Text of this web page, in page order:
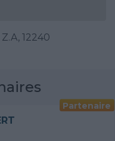
12240
Partenaire